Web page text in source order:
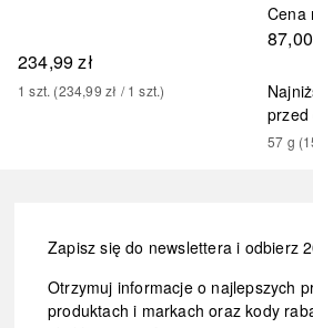
234,99 zł
1 szt. (234,99 zł / 1 szt.)
Cena
przed
57 g (
Zapisz się do newslettera i odbierz
Otrzymuj informacje o najlepszych
produktach i markach oraz kody